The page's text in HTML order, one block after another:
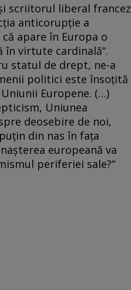
scriitorul liberal francez
anticorupţie a
apare în Europa o
virtute cardinală“.
statul de drept, ne-a
politici este însoţită
Europene. (…)
Uniunea
deosebire de noi,
din nas în faţa
europeană va
periferiei sale?“